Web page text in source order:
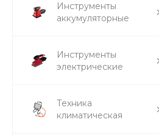
Инструменты
аккумуляторные
Инструменты
электрические
Техника
климатическая